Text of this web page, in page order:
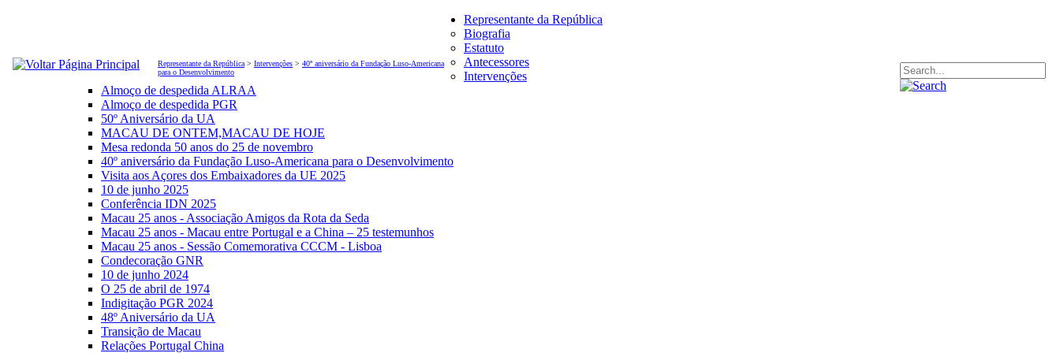
Representante da República > Intervenções > 40º aniversário da Fundação Luso-Americana
para o Desenvolvimento
Representante da República
Biografia
Estatuto
Antecessores
Intervenções
Almoço de despedida ALRAA
Almoço de despedida PGR
50º Aniversário da UA
MACAU DE ONTEM,MACAU DE HOJE
Mesa redonda 50 anos do 25 de novembro
40º aniversário da Fundação Luso-Americana para o Desenvolvimento
Visita aos Açores dos Embaixadores da UE 2025
10 de junho 2025
Conferência IDN 2025
Macau 25 anos - Associação Amigos da Rota da Seda
Macau 25 anos - Macau entre Portugal e a China – 25 testemunhos
Macau 25 anos - Sessão Comemorativa CCCM - Lisboa
Condecoração GNR
10 de junho 2024
O 25 de abril de 1974
Indigitação PGR 2024
48º Aniversário da UA
Transição de Macau
Relações Portugal China